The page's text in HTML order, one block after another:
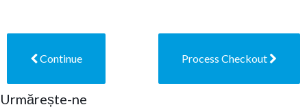
Continue Process Checkout
Urmărește-ne